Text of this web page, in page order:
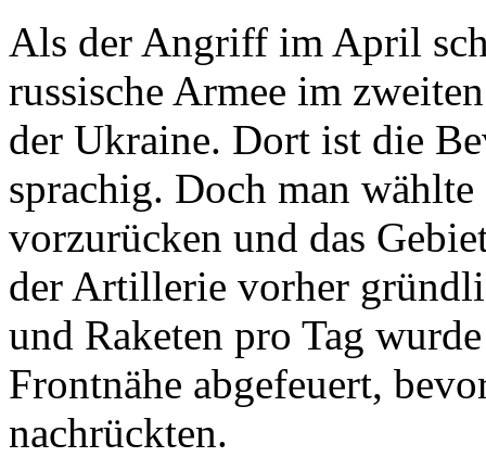
Als der Angriff im April
russische Armee im
der Ukraine. Dort ist die
sprachig. Doch man
vorzurücken und das
der Artillerie vorher
und Raketen pro Tag
Frontnähe abgefeuert,
nachrückten.